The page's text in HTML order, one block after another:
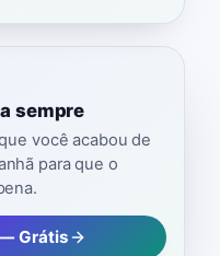
sempre
você acabou de
para que o
Grátis